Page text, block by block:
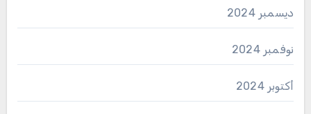
ديسمبر 2024
نوفمبر 2024
أكتوبر 2024